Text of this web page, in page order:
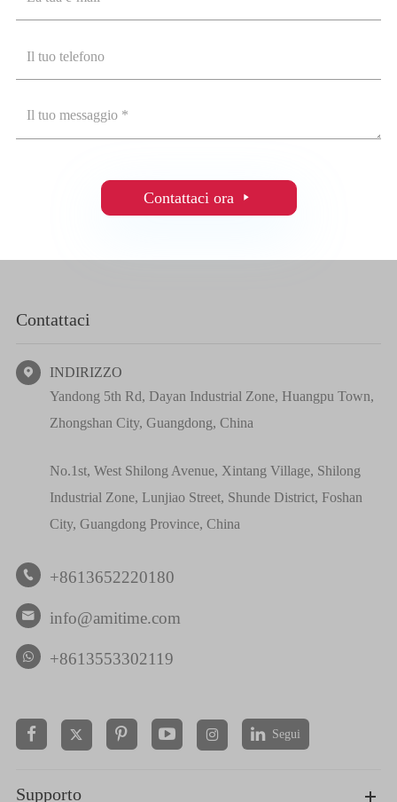
Contattaci ora 
Contattaci

INDIRIZZO
Yandong 5th Rd, Dayan Industrial Zone, Huangpu Town,
Zhongshan City, Guangdong, China
No.1st, West Shilong Avenue, Xintang Village, Shilong
Industrial Zone, Lunjiao Street, Shunde District, Foshan
City, Guangdong Province, China
 +8613652220180
 info@amitime.com
+8613553302119
  Segui
Supporto